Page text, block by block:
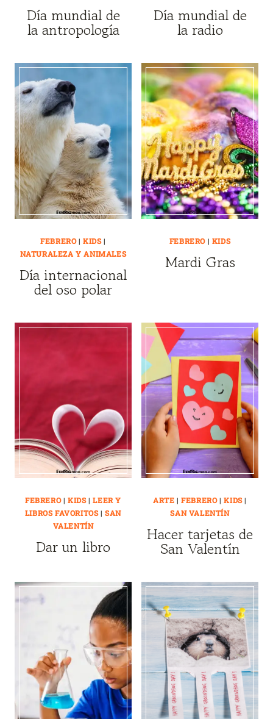
Día mundial de
la antropología
Día mundial de
la radio
FEBRERO|KIDS|
NATURALEZA Y ANIMALES
Día internacional
del oso polar
FEBRERO| KIDS
Mardi Gras
FEBRERO|KIDS|LEER Y
LIBROS FAVORITOS|SAN
VALENTÍN
Dar un libro
ARTE |FEBRERO|KIDS|
SAN VALENTÍN
Hacer tarjetas de
San Valentín